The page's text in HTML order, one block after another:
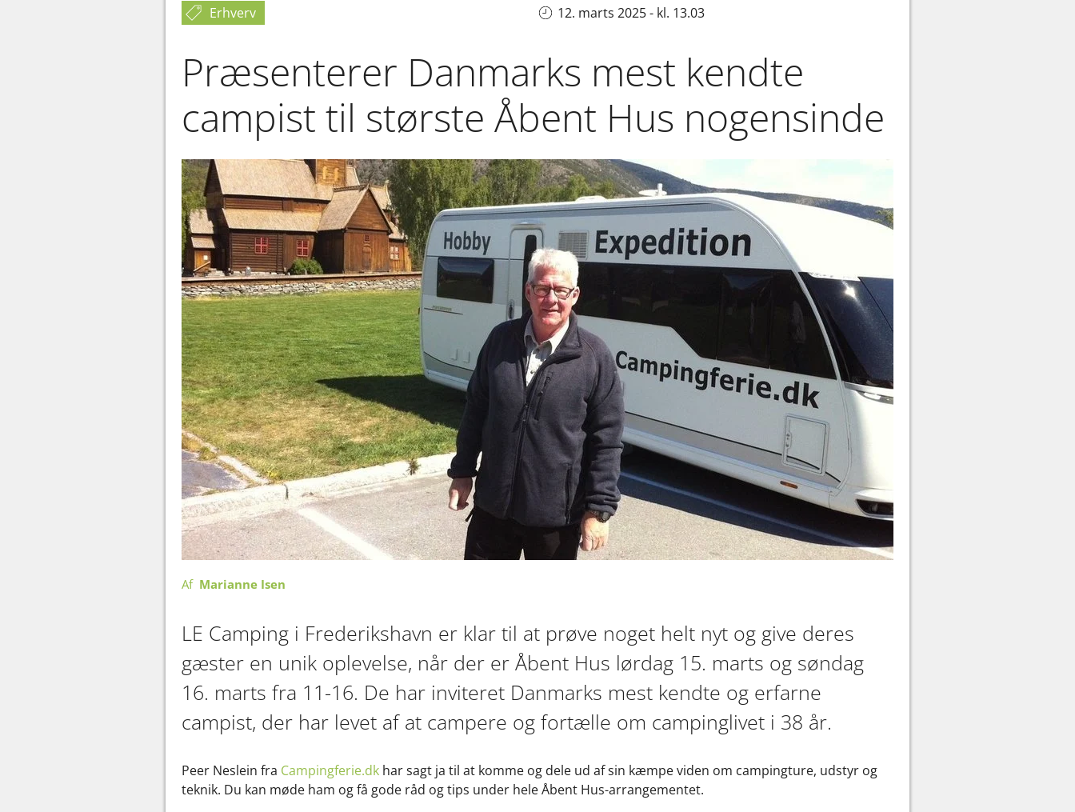
Erhverv 12. marts 2025 - kl. 13.03
Præsenterer Danmarks mest kendte
campist til største Åbent Hus nogensinde
Af Marianne Isen
LE Camping i Frederikshavn er klar til at prøve noget helt nyt og give deres
gæster en unik oplevelse, når der er Åbent Hus lørdag 15. marts og søndag
16. marts fra 11-16. De har inviteret Danmarks mest kendte og erfarne
campist, der har levet af at campere og fortælle om campinglivet i 38 år.
Peer Neslein fra Campingferie.dk har sagt ja til at komme og dele ud af sin kæmpe viden om campingture, udstyr og
teknik. Du kan møde ham og få gode råd og tips under hele Åbent Hus-arrangementet.